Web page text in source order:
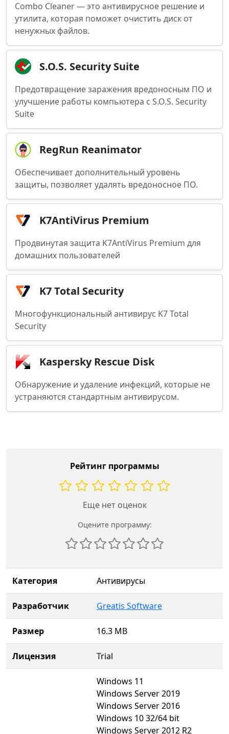
Combo Cleaner — это антивирусное решение и
утилита, которая поможет очистить диск от
ненужных файлов.
S.O.S. Security Suite
Предотвращение заражения вредоносным ПО и
улучшение работы компьютера с S.O.S. Security
Suite
RegRun Reanimator
Обеспечивает дополнительный уровень
защиты, позволяет удалять вредоносное ПО.
K7AntiVirus Premium
Продвинутая защита K7AntiVirus Premium для
домашних пользователей
K7 Total Security
Многофункциональный антивирус K7 Total
Security
Kaspersky Rescue Disk
Обнаружение и удаление инфекций, которые не
устраняются стандартным антивирусом.
Рейтинг программы
Еще нет оценок
Оцените программу:
Категория Антивирусы
Разработчик Greatis Software
Размер 16.3 MB
Лицензия Trial
Windows 11
Windows Server 2019
Windows Server 2016
Windows 10 32/64 bit
Windows Server 2012 R2